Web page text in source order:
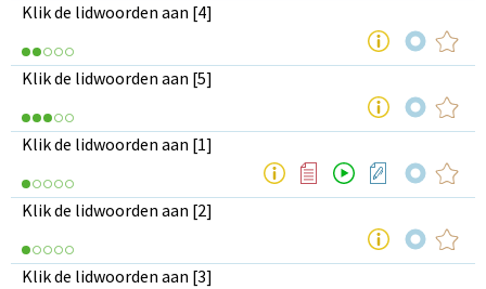
Klik de lidwoorden aan [4]
Klik de lidwoorden aan [5]
Klik de lidwoorden aan [1]
Klik de lidwoorden aan [2]
Klik de lidwoorden aan [3]